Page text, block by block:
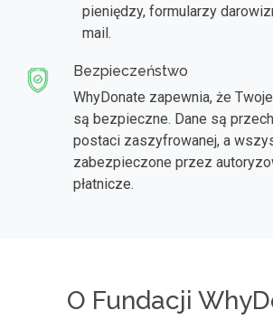
pieniędzy, formularzy
mail.
Bezpieczeństwo
WhyDonate zapewnia, że
są bezpieczne. Dane są
postaci zaszyfrowanej, a
zabezpieczone przez
płatnicze.
O Fundacji